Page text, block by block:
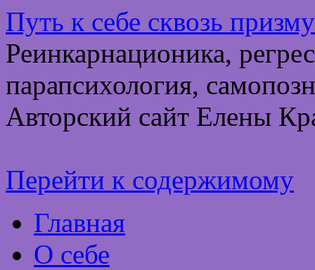
Путь к себе сквозь
Реинкарнационика,
парапсихология,
Авторский сайт Елены
Перейти к содержимому
Главная
О себе